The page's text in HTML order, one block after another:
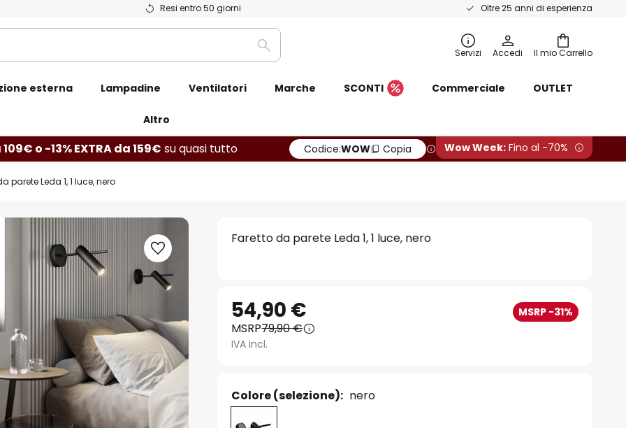
Resi entro 50 giorni Oltre 25 anni di esperienza
Il mio Carrello
Ricerca Servizi Accedi
esterna Lampadine Ventilatori Marche SCONTI Commerciale OUTLET
Altro
109€ o -13% EXTRA da 159€ su quasi tutto Codice:WOW Copia Wow Week: Fino al -70%
parete Leda 1, 1 luce, nero
Faretto da parete Leda 1, 1 luce, nero
54,90 € MSRP -31%
MSRP79,90 €
IVA incl.
Colore (selezione): nero